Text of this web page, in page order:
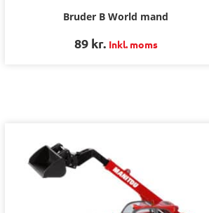
Bruder B World mand
89 kr. Inkl. moms